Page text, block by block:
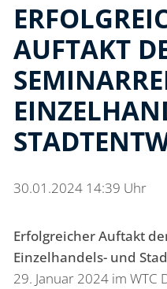
AUFTAKT
30.01.2024 14:39 Uhr
Erfolgreicher Auftakt
Einzelhandels- und
29. Januar 2024 im WTC